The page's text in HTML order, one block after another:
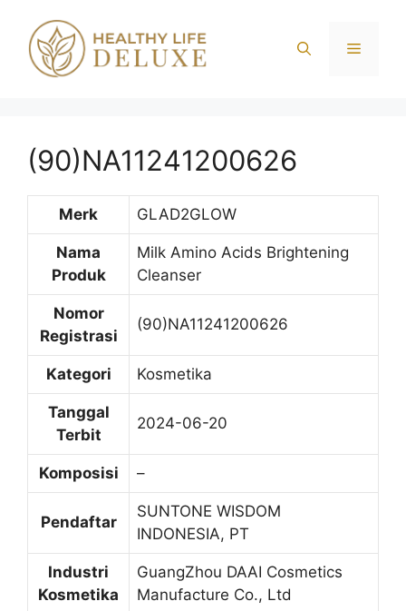
Menu
(90)NA11241200626
Merk GLAD2GLOW
Nama
Produk
Milk Amino Acids Brightening
Cleanser
Nomor
Registrasi
(90)NA11241200626
Kategori Kosmetika
Tanggal
Terbit
2024-06-20
Komposisi –
Pendaftar
SUNTONE WISDOM
INDONESIA, PT
Industri
Kosmetika
GuangZhou DAAI Cosmetics
Manufacture Co., Ltd